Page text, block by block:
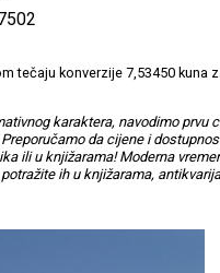
tečaju konverzije 7,53450 kuna
karaktera, navodimo prvu
da cijene i
ili u knjižarama! Moderna
ih u knjižarama,